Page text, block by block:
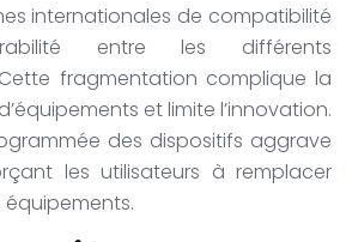
internationales de compatibilité
entre les différents
fragmentation complique la
et limite l’innovation.
des dispositifs aggrave
les utilisateurs à remplacer